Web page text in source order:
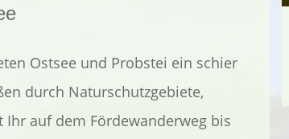
Ostsee und Probstei ein schier
durch Naturschutzgebiete,
auf dem Fördewanderweg bis